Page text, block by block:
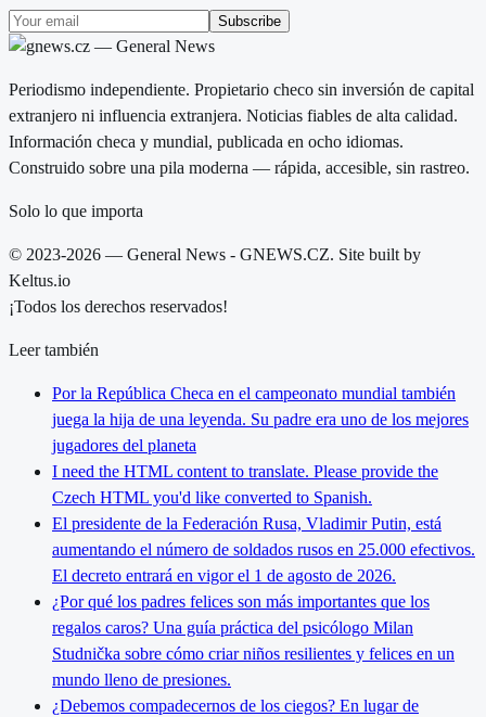
Subscribe
Periodismo independiente. Propietario checo sin inversión de capital
extranjero ni influencia extranjera. Noticias fiables de alta calidad.
Información checa y mundial, publicada en ocho idiomas.
Construido sobre una pila moderna — rápida, accesible, sin rastreo.
Solo lo que importa
© 2023-2026 — General News - GNEWS.CZ. Site built by
Keltus.io
¡Todos los derechos reservados!
Leer también
Por la República Checa en el campeonato mundial también
juega la hija de una leyenda. Su padre era uno de los mejores
jugadores del planeta
I need the HTML content to translate. Please provide the
Czech HTML you'd like converted to Spanish.
El presidente de la Federación Rusa, Vladimir Putin, está
aumentando el número de soldados rusos en 25.000 efectivos.
El decreto entrará en vigor el 1 de agosto de 2026.
¿Por qué los padres felices son más importantes que los
regalos caros? Una guía práctica del psicólogo Milan
Studnička sobre cómo criar niños resilientes y felices en un
mundo lleno de presiones.
¿Debemos compadecernos de los ciegos? En lugar de